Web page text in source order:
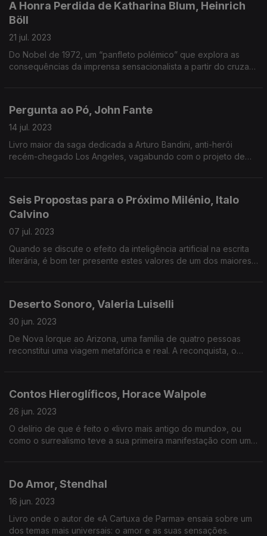
A Honra Perdida de Katharina Blum, Heinrich
Böll
21 jul. 2023
Do Nobel de 1972, um “panfleto polémico” que explora as
consequências da imprensa sensacionalista a partir do cruzar
Pergunta ao Pó, John Fante
14 jul. 2023
Livro maior da saga dedicada a Arturo Bandini, anti-herói
recém-chegado Los Angeles, vagabundo com o projeto de
Seis Propostas para o Próximo Milénio, Italo
Calvino
07 jul. 2023
Quando se discute o efeito da inteligência artificial na escrita
literária, é bom ter presente estes valores de um dos maiores
Deserto Sonoro, Valeria Luiselli
30 jun. 2023
De Nova Iorque ao Arizona, uma família de quatro pessoas
reconstitui uma viagem metafórica e real. A reconquista, o
Contos Hieroglíficos, Horace Walpole
26 jun. 2023
O delírio de que é feito o «livro mais antigo do mundo», ou
como o surrealismo teve a sua primeira manifestação com uma
Do Amor, Stendhal
16 jun. 2023
Livro onde o autor de «A Cartuxa de Parma» ensaia sobre um
dos temas mais universais: o amor e as suas sensações.